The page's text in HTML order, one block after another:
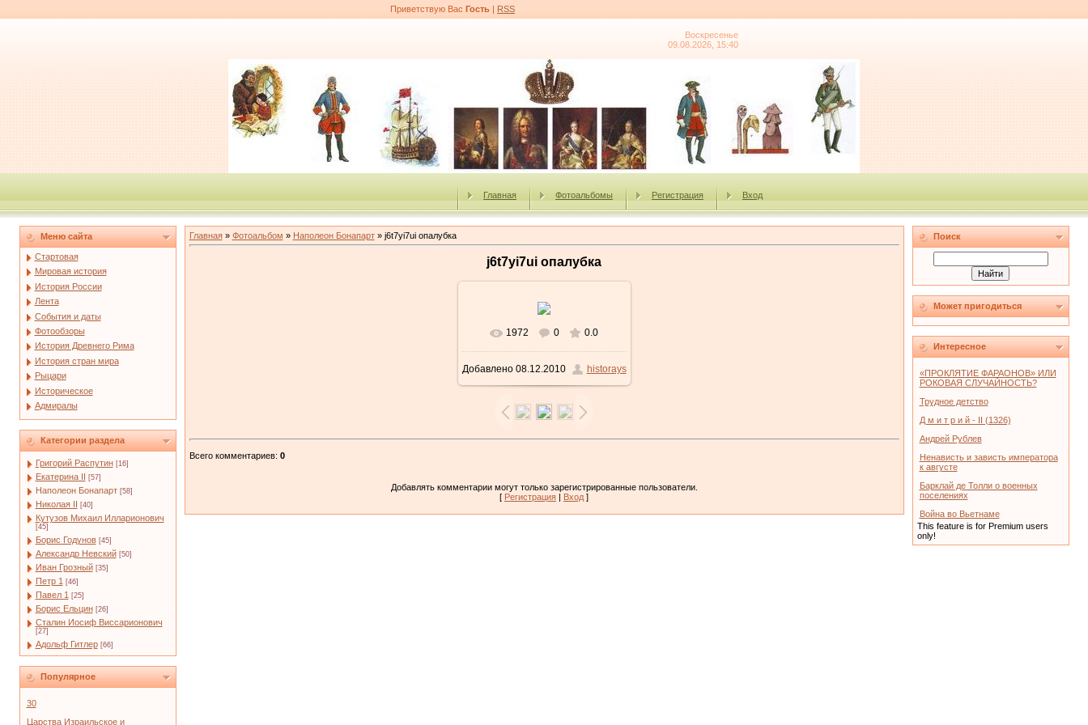
Приветствую Вас Гость | RSS
Воскресенье
09.08.2026, 15:40
Главная Фотоальбомы Регистрация Вход
Меню сайта
Стартовая
Мировая история
История России
Лента
События и даты
Фотообзоры
История Древнего Рима
История стран мира
Рыцари
Историческое
Адмиралы
Категории раздела
Григорий Распутин [16]
Екатерина II [57]
Наполеон Бонапарт [58]
Николая II [40]
Кутузов Михаил Илларионович
[45]
Борис Годунов [45]
Александр Невский [50]
Иван Грозный [35]
Петр 1 [46]
Павел 1 [25]
Борис Ельцин [26]
Сталин Иосиф Виссарионович
[27]
Адольф Гитлер [66]
Популярное
30
Царства Израильское и
Главная» Фотоальбом » Наполеон Бонапарт» j6t7yi7ui опалубка
j6t7yi7ui опалубка
1972 0 0.0
Добавлено08.12.2010 historays
Всего комментариев: 0
Добавлять комментарии могут только зарегистрированные пользователи.
[ Регистрация | Вход ]
Поиск
Может пригодиться
Интересное
«ПРОКЛЯТИЕ ФАРАОНОВ» ИЛИ
РОКОВАЯ СЛУЧАЙНОСТЬ?
Трудное детство
Д м и т р и й - II (1326)
Андрей Рублев
Ненависть и зависть императора
к августе
Барклай де Толли о военных
поселениях
Война во Вьетнаме
This feature is for Premium users
only!